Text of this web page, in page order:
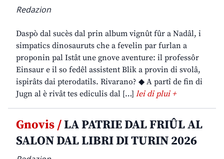
Redazion
Daspò dal sucès dal prin album vignût fûr a Nadâl, i
simpatics dinosauruts che a fevelin par furlan a
proponin pal Istât une gnove aventure: il professôr
Einsaur e il so fedêl assistent Blik a provin di svolâ,
ispirâts dai pterodatils. Rivarano? ◆ A partî de fin di
Jugn al è rivât tes ediculis dal […] lei di plui +
Gnovis /LA PATRIE DAL FRIÛL AL
SALON DAL LIBRI DI TURIN 2026